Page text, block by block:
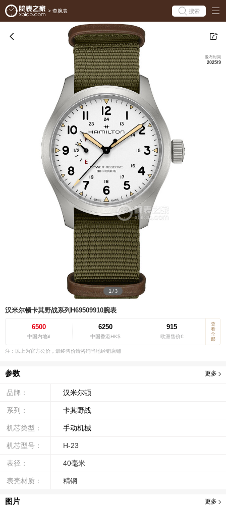
> 查腕表 搜索
1 / 3
发布时间
2025/9
汉米尔顿卡其野战系列H69509910腕表
6500
中国内地¥
6250
中国香港HK$
915
欧洲售价€
查
看
全
部
注：以上为官方公价，最终售价请咨询当地经销店铺
参数 更多
品牌： 汉米尔顿
系列： 卡其野战
机芯类型： 手动机械
机芯型号： H-23
表径： 40毫米
表壳材质： 精钢
图片 更多